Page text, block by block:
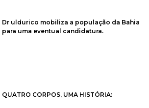
Dr uldurico mobiliza a população da Bahia
para uma eventual candidatura.
QUATRO CORPOS, UMA HISTÓRIA: